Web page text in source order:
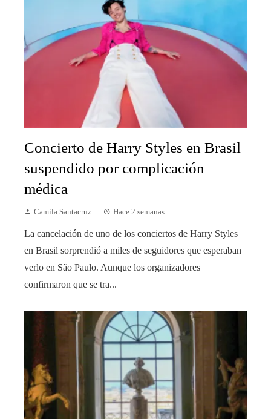
Concierto de Harry Styles en Brasil
suspendido por complicación
médica
Camila Santacruz Hace 2 semanas
La cancelación de uno de los conciertos de Harry Styles
en Brasil sorprendió a miles de seguidores que esperaban
verlo en São Paulo. Aunque los organizadores
confirmaron que se tra...